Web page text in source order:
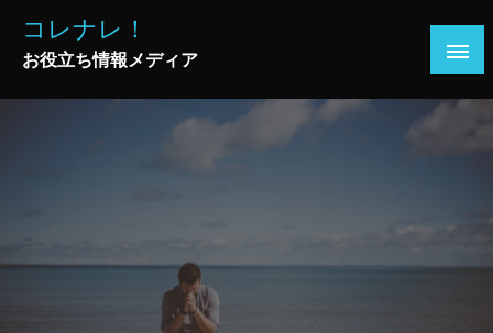
ン
プ
コレナレ！
お役立ち情報メディア